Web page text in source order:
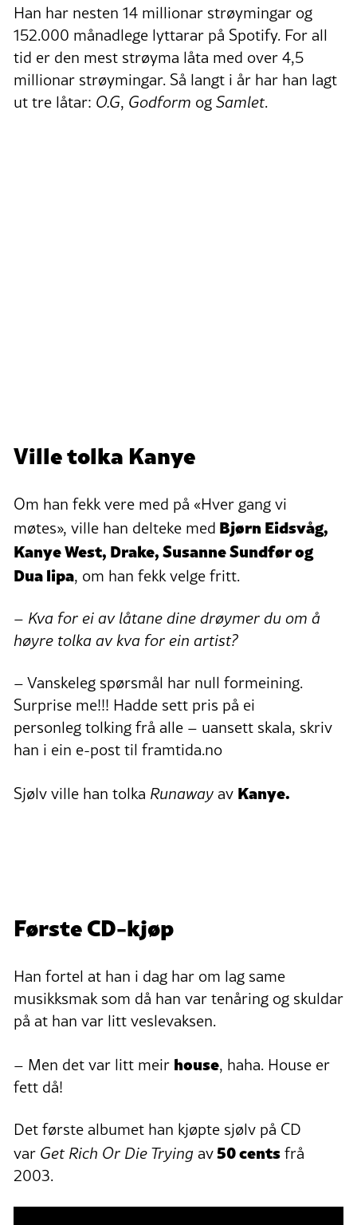
Han har nesten 14 millionar strøymingar og
152.000 månadlege lyttarar på Spotify. For all
tid er den mest strøyma låta med over 4,5
millionar strøymingar. Så langt i år har han lagt
ut tre låtar: O.G, Godform ogSamlet.
Ville tolka Kanye
Om han fekk vere med på «Hver gang vi
møtes», ville han delteke med Bjørn Eidsvåg,
Kanye West, Drake, Susanne Sundfør og
Dua lipa, om han fekk velge fritt.
– Kva for ei av låtane dine drøymer du om å
høyre tolka av kva for ein artist?
– Vanskeleg spørsmål har null formeining.
Surprise me!!! Hadde sett pris på ei
personleg tolking frå alle – uansett skala, skriv
han i ein e-post til framtida.no
Sjølv ville han tolka Runawayav Kanye.
Første CD-kjøp
Han fortel at han i dag har om lag same
musikksmak som då han var tenåring og skuldar
på at han var litt veslevaksen.
– Men det var litt meir house, haha. House er
fett då!
Det første albumet han kjøpte sjølv på CD
var Get Rich Or Die Trying av50 centsfrå
2003.